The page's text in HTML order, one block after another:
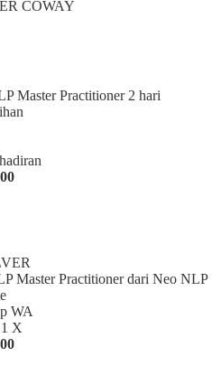
COWAY
Master Practitioner 2 hari
Master Practitioner dari Neo NLP
WA
1 X